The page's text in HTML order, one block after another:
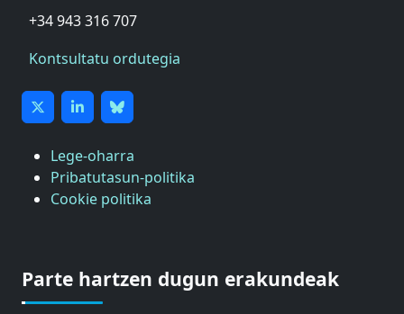
+34 943 316 707
Kontsultatu ordutegia
Lege-oharra
Pribatutasun-politika
Cookie politika
Parte hartzen dugun erakundeak
GIPUZKOAKO MERKATARITZA GANBERA
DONOSTIAKO UDALEKO MUGIKORTASUNERAKO